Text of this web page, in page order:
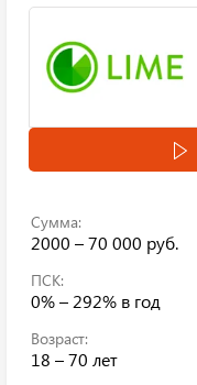
Сумма:
2000 – 70 000 руб.
ПСК:
0% – 292% в год
Возраст:
18 – 70 лет